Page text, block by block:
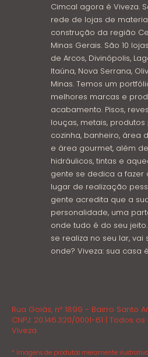
Cimcal agora é Viveza.
rede de lojas de
construção da região
Minas Gerais. São 10
de Arcos, Divinópolis,
Itaúna, Nova Serrana,
Minas. Temos um
melhores marcas e
acabamento. Pisos,
louças, metais,
cozinha, banheiro, área
e área gourmet, além
hidráulicos, tintas e
gente se dedica a fazer
lugar de realização
gente acredita que a
personalidade, uma
onde tudo é do seu
se realiza no seu lar, vai
onde? Viveza: sua casa
Rua Goiás, nº 1899 - Bairro Santo
CNPJ: 20.146.320/0001-61 | Todos
Viveza.
* Imagens de produtos meramente